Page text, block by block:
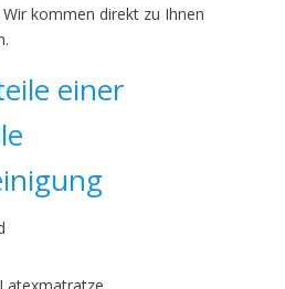
kommen direkt zu Ihnen
einer